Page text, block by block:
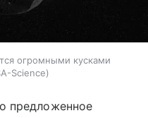
огромными кусками
Science
предложенное